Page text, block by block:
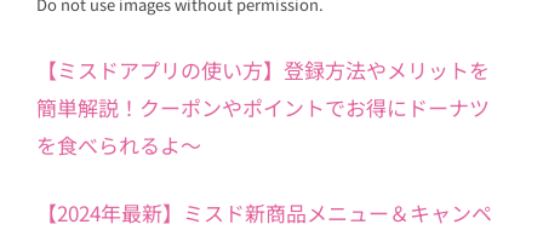
【ミスドアプリの使い方】登録方法やメリットを
簡単解説！クーポンやポイントでお得にドーナツ
を食べられるよ～
【2024年最新】ミスド新商品メニュー＆キャンペ